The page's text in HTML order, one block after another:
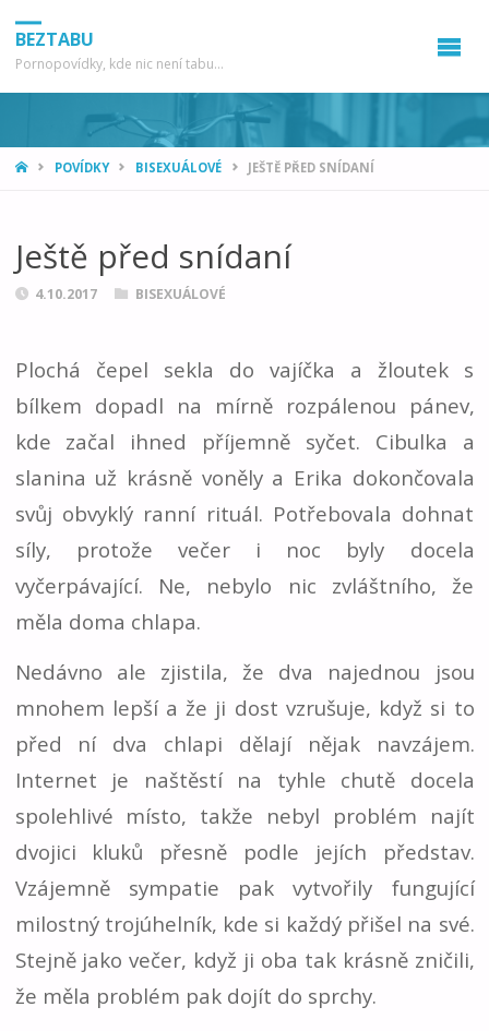
BEZTABU
Pornopovídky, kde nic není tabu...
HOMEPOVÍDKY BISEXUÁLOVÉ JEŠTĚ PŘED SNÍDANÍ
Ještě před snídaní
4.10.2017 BISEXUÁLOVÉ
Plochá čepel sekla do vajíčka a žloutek s
bílkem dopadl na mírně rozpálenou pánev,
kde začal ihned příjemně syčet. Cibulka a
slanina už krásně voněly a Erika dokončovala
svůj obvyklý ranní rituál. Potřebovala dohnat
síly, protože večer i noc byly docela
vyčerpávající. Ne, nebylo nic zvláštního, že
měla doma chlapa.
Nedávno ale zjistila, že dva najednou jsou
mnohem lepší a že ji dost vzrušuje, když si to
před ní dva chlapi dělají nějak navzájem.
Internet je naštěstí na tyhle chutě docela
spolehlivé místo, takže nebyl problém najít
dvojici kluků přesně podle jejích představ.
Vzájemně sympatie pak vytvořily fungující
milostný trojúhelník, kde si každý přišel na své.
Stejně jako večer, když ji oba tak krásně zničili,
že měla problém pak dojít do sprchy.